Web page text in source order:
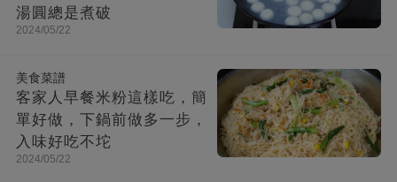
湯圓總是煮破
2024/05/22
美食菜譜
客家人早餐米粉這樣吃，簡
單好做，下鍋前做多一步，
入味好吃不坨
2024/05/22